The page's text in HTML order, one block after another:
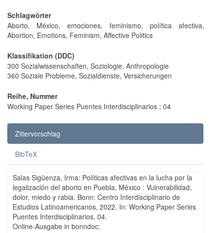
Schlagwörter
Aborto, México, emociones, feminismo, política afectiva,
Abortion, Emotions, Feminism, Affective Politics
Klassifikation (DDC)
300 Sozialwissenschaften, Soziologie, Anthropologie
360 Soziale Probleme, Sozialdienste, Versicherungen
Reihe, Nummer
Working Paper Series Puentes Interdisciplinarios ; 04
Zitiervorschlag
BibTeX
Salas Sigüenza, Irma: Políticas afectivas en la lucha por la
legalización del aborto en Puebla, México : Vulnerabilidad,
dolor, miedo y rabia. Bonn: Centro Interdisciplinario de
Estudios Latinoamericanos, 2022. In: Working Paper Series
Puentes Interdisciplinarios, 04.
Online-Ausgabe in bonndoc: